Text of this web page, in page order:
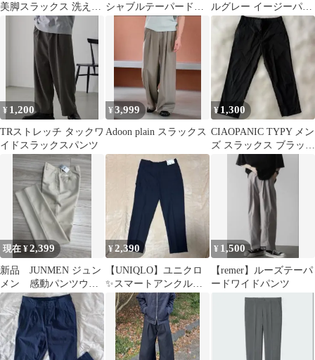
美脚スラックス 洗える
ノータック ゴルフ 黒
シャブルテーパードト
ラウザー L
ルグレー イージーパン
¥ 1,200
TRストレッチ タックワ
イドスラックスパンツ
¥3,999
Adoon plain スラックス
¥ 1,300
CIAOPANIC TYPY メン
ズ スラックス ブラック
Lサイズ
現在 ¥2,399
新品 JUNMEN ジュン
メン 感動パンツウル
トラライト M
¥2,390
【UNIQLO】ユニクロ
✨スマートアンクルパ
ンツ チェック ネイビー
スラックス②
¥ 1,500
【remer】ルーズテーパ
ードワイドパンツ